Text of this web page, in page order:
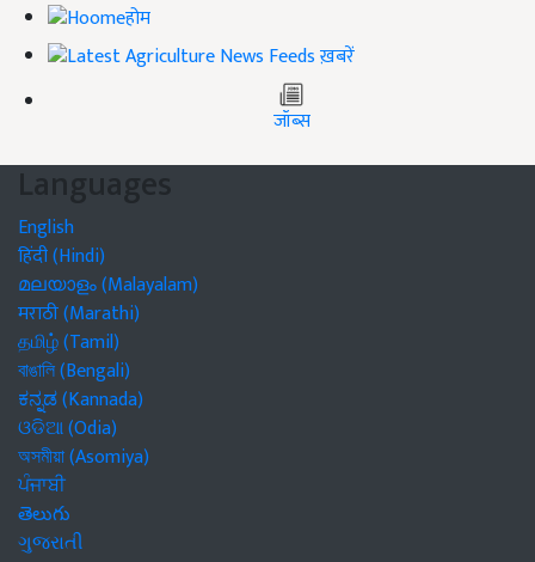
होम
ख़बरें
जॉब्स
Languages
English
हिंदी (Hindi)
മലയാളം (Malayalam)
मराठी (Marathi)
தமிழ் (Tamil)
বাঙালি (Bengali)
ಕನ್ನಡ (Kannada)
ଓଡିଆ (Odia)
অসমীয়া (Asomiya)
ਪੰਜਾਬੀ
తెలుగు
ગુજરાતી